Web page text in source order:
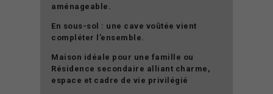
aménageable.
En sous-sol : une cave voûtée vient
compléter l’ensemble.
Maison idéale pour une famille ou
Résidence secondaire alliant charme,
espace et cadre de vie privilégié